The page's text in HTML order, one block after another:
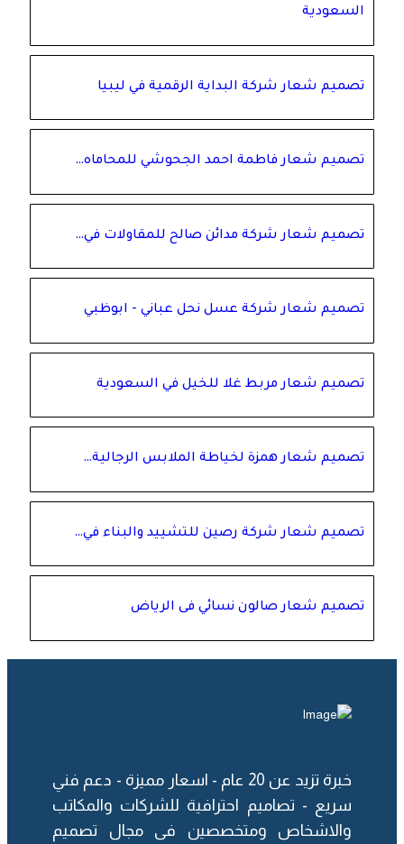
السعودية
تصميم شعار شركة البداية الرقمية في ليبيا
تصميم شعار فاطمة احمد الجحوشي للمحاماه…
تصميم شعار شركة مدائن صالح للمقاولات في…
تصميم شعار شركة عسل نحل عباني - ابوظبي
تصميم شعار مربط غلا للخيل في السعودية
تصميم شعار همزة لخياطة الملابس الرجالية…
تصميم شعار شركة رصين للتشييد والبناء في…
تصميم شعار صالون نسائي فى الرياض
خبرة تزيد عن 20 عام - اسعار مميزة - دعم فني
سريع - تصاميم احترافية للشركات والمكاتب
والاشخاص ومتخصصين فى مجال تصميم